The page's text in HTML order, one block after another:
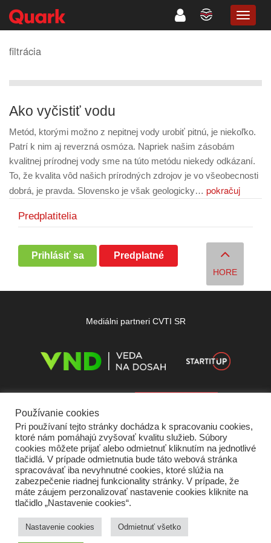
filtrácia
Ako vyčistiť vodu
Metód, ktorými možno z nepitnej vody urobiť pitnú, je niekoľko.
Patrí k nim aj reverzná osmóza. Napriek našim zásobám
kvalitnej prírodnej vody sme na túto metódu niekedy odkázaní.
To, že kvalita vôd našich prírodných zdrojov je vo všeobecnosti
dobrá, je pravda. Slovensko je však geologicky… pokračuj
Predplatitelia
Prihlásiť sa Predplatné
HORE
Mediálni partneri CVTI SR
Domov O nás Kontakt Vydavateľ
Podmienky používania
Ochrana súkromia Štatút súťaží
Partneri
RSS Sitemap
Používanie cookies
Pri používaní tejto stránky dochádza k spracovaniu cookies,
ktoré nám pomáhajú zvyšovať kvalitu služieb. Súbory
cookies môžete prijať alebo odmietnuť kliknutím na jednotlivé
tlačidlá. V prípade odmietnutia bude táto webová stránka
spracovávať iba nevyhnutné cookies, ktoré slúžia na
zabezpečenie riadnej funkcionality stránky. V prípade, že
máte záujem perzonalizovať nastavenie cookies kliknite na
tlačidlo „Nastavenie cookies“.
Nastavenie cookies Odmietnuť všetko